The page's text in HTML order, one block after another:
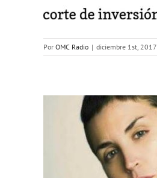
Por OMC Radio | diciembre 1st, 2017